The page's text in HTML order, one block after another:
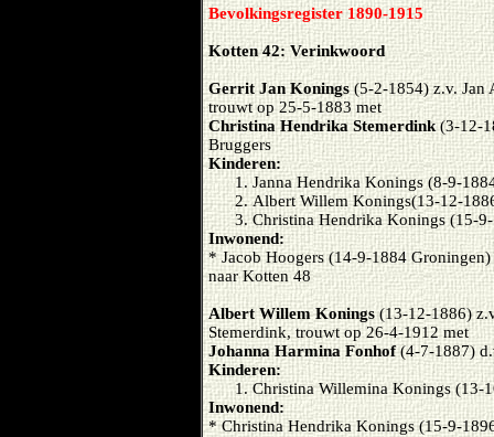
Bevolkingsregister 1890-1915
Kotten 42: Verinkwoord
Gerrit Jan Konings(5-2-1854) z.v. Jan
trouwt op 25-5-1883 met
Christina Hendrika Stemerdink(3-12-
Bruggers
Kinderen:
Janna Hendrika Konings (8-9-
Albert Willem Konings(13-12-
Christina Hendrika Konings (15-
Inwonend:
*Jacob Hoogers (14-9-1884
naar Kotten 48
Albert Willem Konings(13-12-1886)
Stemerdink, trouwt op 26-4-1912 met
Johanna Harmina Fonhof(4-7-1887)
Kinderen:
Christina Willemina Konings (13-
Inwonend:
*Christina Hendrika Konings (15-9-